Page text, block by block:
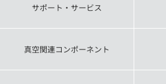
サポート・サービス
真空関連コンポーネント